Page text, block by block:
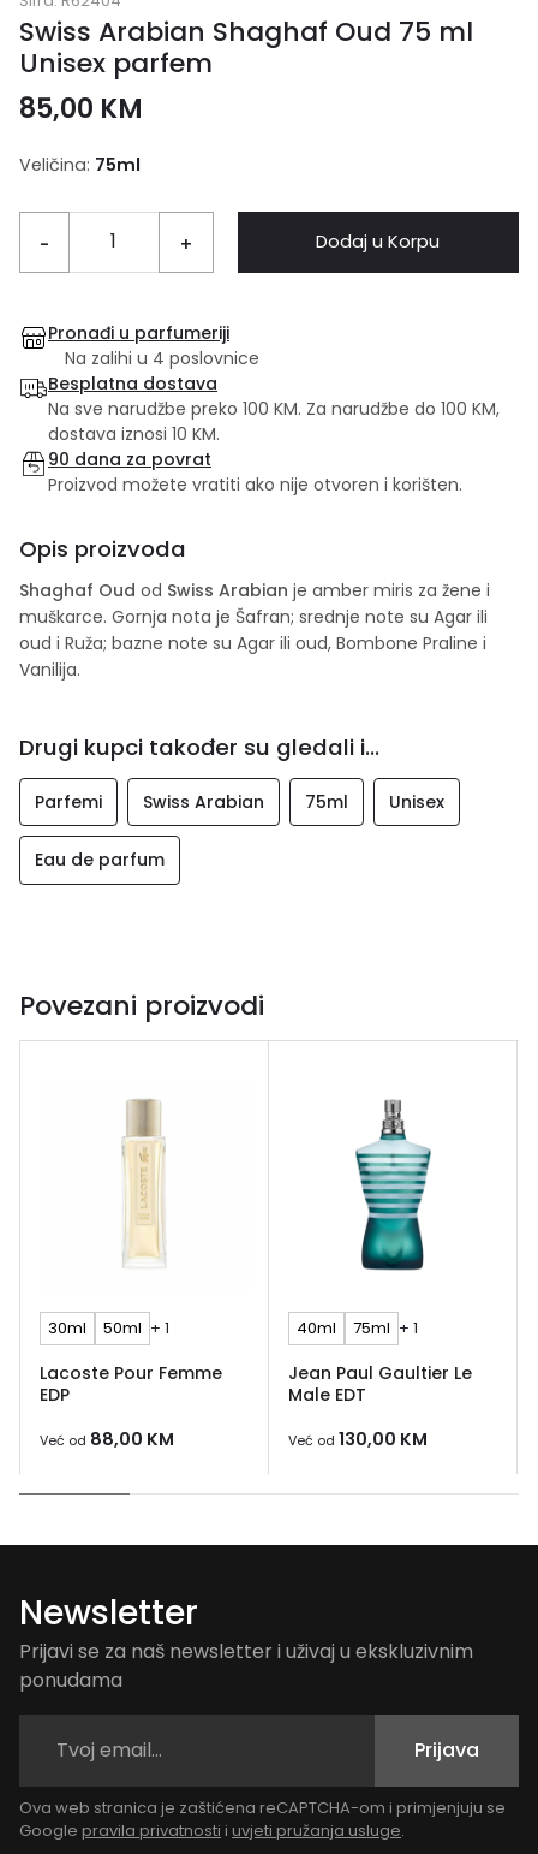
Swiss Arabian Shaghaf Oud 75 ml
Unisex parfem
85,00 KM
Veličina: 75ml
- + Dodaj u Korpu
Pronađi u parfumeriji
Na zalihi u 4 poslovnice
Besplatna dostava
Na sve narudžbe preko 100 KM. Za narudžbe do 100 KM,
dostava iznosi 10 KM.
90 dana za povrat
Proizvod možete vratiti ako nije otvoren i korišten.
Opis proizvoda
Shaghaf Oud od Swiss Arabian je amber miris za žene i
muškarce. Gornja nota je Šafran; srednje note su Agar ili
oud i Ruža; bazne note su Agar ili oud, Bombone Praline i
Vanilija.
Drugi kupci također su gledali i...
Parfemi Swiss Arabian 75ml Unisex
Eau de parfum
Povezani proizvodi
30ml 50ml + 1
Lacoste Pour Femme
EDP
Već od 88,00 KM
40ml 75ml + 1
Jean Paul Gaultier Le
Male EDT
Već od 130,00 KM
Newsletter
Prijavi se za naš newsletter i uživaj u ekskluzivnim
ponudama
Prijava
Ova web stranica je zaštićena reCAPTCHA-om i primjenjuju se
Google pravila privatnosti i uvjeti pružanja usluge.